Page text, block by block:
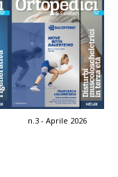
n.3 - Aprile 2026